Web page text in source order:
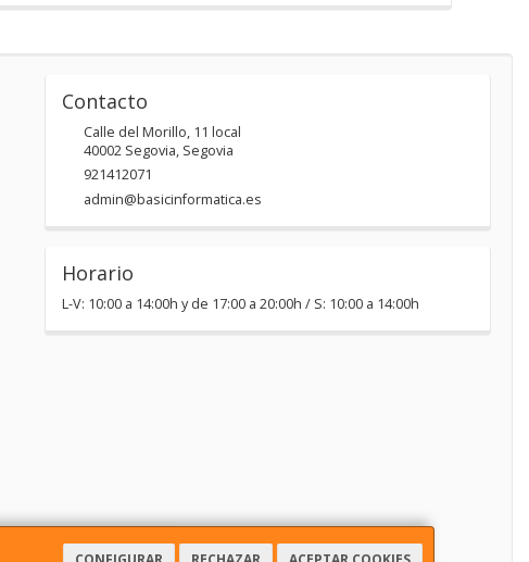
Contacto
Calle del Morillo, 11 local
40002 Segovia, Segovia
921412071
admin@basicinformatica.es
Horario
L-V: 10:00 a 14:00h y de 17:00 a 20:00h / S: 10:00 a 14:00h